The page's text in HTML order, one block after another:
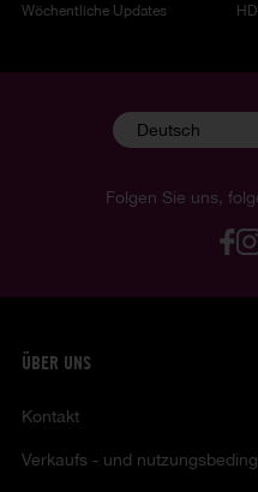
Wöchentliche Updates
Folgen Sie uns,
Deutsch
ÜBER UNS
Kontakt
Verkaufs - und